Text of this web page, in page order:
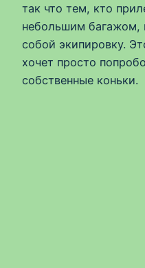
так что тем, кто
небольшим багажом,
собой экипировку.
хочет просто
собственные коньки.